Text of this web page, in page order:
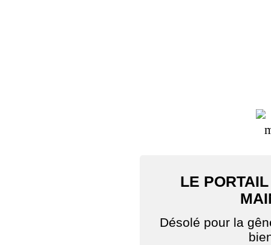
LE
Désolé pour la